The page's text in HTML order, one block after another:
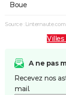
Boue
Source :
Villes
A ne pas
Recevez nos
mail.